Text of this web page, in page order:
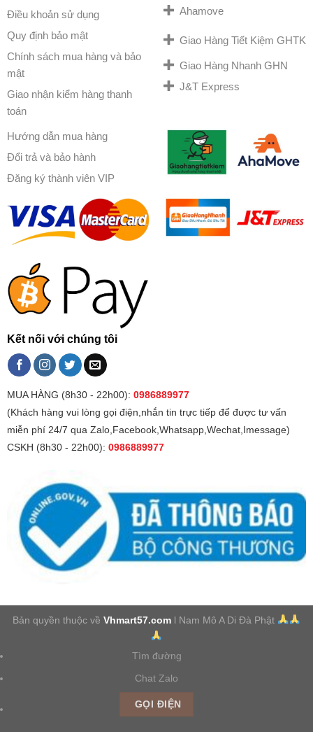
Điều khoản sử dụng
Quy định bảo mật
Chính sách mua hàng và bảo
mật
Giao nhận kiểm hàng thanh
toán
Hướng dẫn mua hàng
Đổi trả và bảo hành
Đăng ký thành viên VIP
Ahamove
Giao Hàng Tiết Kiệm GHTK
Giao Hàng Nhanh GHN
J&T Express
Kết nối với chúng tôi
MUA HÀNG (8h30 - 22h00): 0986889977
(Khách hàng vui lòng gọi điện,nhắn tin trực tiếp để được tư vấn
miễn phí 24/7 qua Zalo,Facebook,Whatsapp,Wechat,Imessage)
CSKH (8h30 - 22h00): 0986889977
Bản quyền thuộc vềVhmart57.com l Nam Mô A Di Đà Phật
Tìm đường
Chat Zalo
GỌI ĐIỆN